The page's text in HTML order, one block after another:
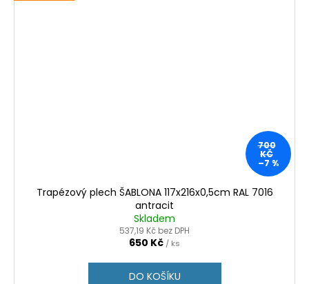
700
KČ
–7 %
Trapézový plech ŠABLONA 117x216x0,5cm RAL 7016
antracit
Skladem
537,19 Kč bez DPH
650 Kč / ks
DO KOŠÍKU